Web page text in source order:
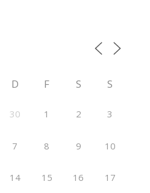
D F S S
30 1 2 3
7 8 9 10
14 15 16 17